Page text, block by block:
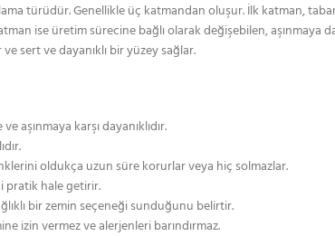
türüdür. Genellikle üç katmandan oluşur. İlk katman,
ise üretim sürecine bağlı olarak değişebilen,
sert ve dayanıklı bir yüzey sağlar.
aşınmaya karşı dayanıklıdır.
oldukça uzun süre korurlar veya hiç solmazlar.
pratik hale getirir.
bir zemin seçeneği sunduğunu belirtir.
izin vermez ve alerjenleri barındırmaz.